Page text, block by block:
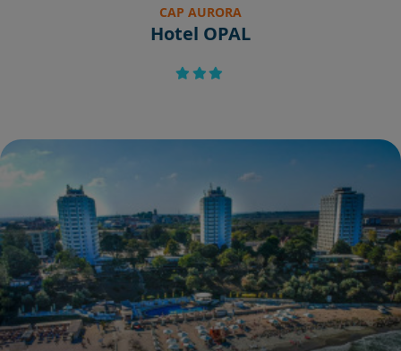
CAP AURORA
Hotel OPAL